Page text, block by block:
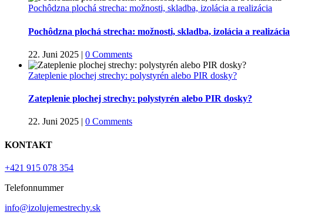
Pochôdzna plochá strecha: možnosti, skladba, izolácia a realizácia
Pochôdzna plochá strecha: možnosti, skladba, izolácia a realizácia
22. Juni 2025 | 0 Comments
Zateplenie plochej strechy: polystyrén alebo PIR dosky?
Zateplenie plochej strechy: polystyrén alebo PIR dosky?
22. Juni 2025 0 Comments
KONTAKT
+421 915 078 354
Telefonnummer
info@izolujemestrechy.sk